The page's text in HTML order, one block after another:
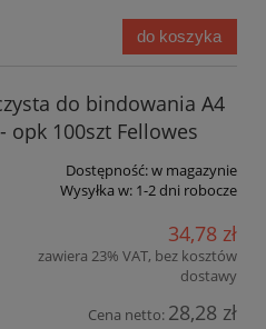
do koszyka
do bindowania A4
opk 100szt Fellowes
Dostępność:w magazynie
Wysyłka w: 1-2 dni robocze
34,78 zł
zawiera 23% VAT, bez kosztów
dostawy
Cena netto: 28,28 zł